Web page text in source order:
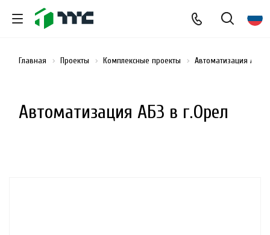
Автоматизация АБЗ в г.Орел
Главная Проекты Комплексные проекты Автоматизация АБЗ